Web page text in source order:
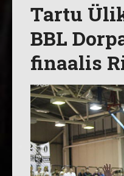
Tartu
BBL
finaalis